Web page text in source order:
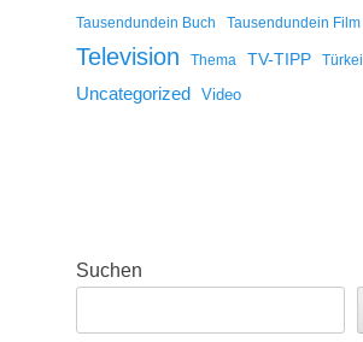
Tausendundein Buch Tausendundein Film
Television Thema TV-TIPP Türkei
Uncategorized Video
Suchen